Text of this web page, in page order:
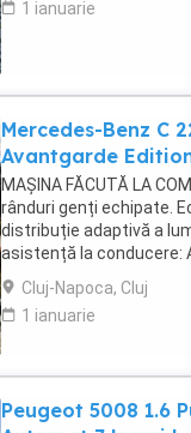
1 ianuarie
Mercedes-Benz C
Avantgarde Edition
MAȘINA FĂCUTĂ LA
rânduri genți echipate.
distribuție adaptivă a
asistență la conducere:
covorașe din velur,
Cluj-Napoca, Cluj
1 ianuarie
Peugeot 5008 1.6